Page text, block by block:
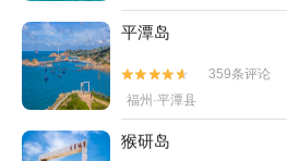
平潭岛


359条评论
福州·平潭县
猴研岛